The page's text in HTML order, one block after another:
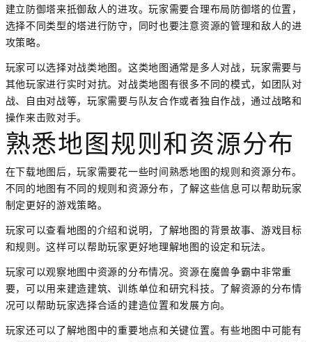
建立防御塔来抵御敌人的进攻。玩家需要合理布局防御塔的位置，
选择不同类型的塔进行防守，同时也要注意资源的管理和敌人的进
攻策略。
玩家可以选择对战类地图。这类地图通常是多人对战，玩家需要与
其他玩家进行实时对抗。对战类地图有很多不同的模式，如团队对
战、自由对战等，玩家需要与队友合作或者独自作战，通过战略和
操作来击败对手。
熟悉地图规则和资源分布
在下载地图后，玩家需要花一些时间熟悉地图的规则和资源分布。
不同的地图有不同的规则和资源分布，了解这些信息可以帮助玩家
制定更好的游戏策略。
玩家可以查看地图的介绍和说明，了解地图的背景故事、游戏目标
和规则。这样可以帮助玩家更好地理解地图的设定和玩法。
玩家可以观察地图中资源的分布情况。资源在魔兽争霸中非常重
要，可以用来建造建筑、训练单位和研究科技。了解资源的分布情
况可以帮助玩家选择合适的建造位置和发展方向。
玩家还可以了解地图中的重要地点和关键位置。有些地图中可能有